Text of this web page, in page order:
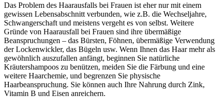
Das Problem des Haarausfalls bei Frauen ist eher nur mit einem
gewissen Lebensabschnitt verbunden, wie z.B. die Wechseljahre,
Schwangerschaft und meistens vergeht es von selbst. Weitere
Gründe von Haarausfall bei Frauen sind ihre übermäßige
Beanspruchungen – das Bürsten, Föhnen, übermäßige Verwendung
der Lockenwickler, das Bügeln usw. Wenn Ihnen das Haar mehr als
gewöhnlich auszufallen anfängt, beginnen Sie natürliche
Kräutershampoos zu benützen, meiden Sie die Färbung und eine
weitere Haarchemie, und begrenzen Sie physische
Haarbeanspruchung. Sie können auch Ihre Nahrung durch Zink,
Vitamin B und Eisen anreichern.